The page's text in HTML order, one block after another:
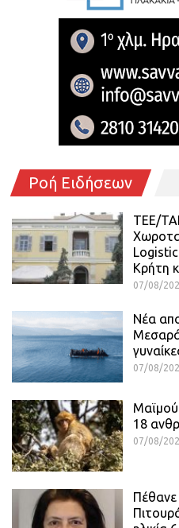
Ροή Ειδήσεων
ΤΕΕ/
Κρήτη
07/08/
Νέα
07/08/
Μαϊμού
18
07/08/
Πέθανε